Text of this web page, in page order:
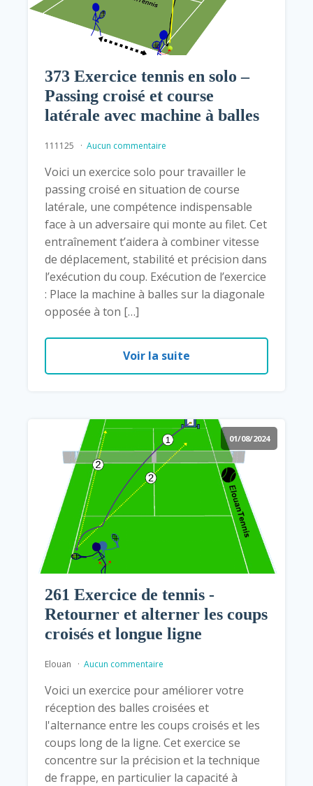
373 Exercice tennis en solo –
Passing croisé et course
latérale avec machine à balles
111125 Aucun commentaire
Voici un exercice solo pour travailler le
passing croisé en situation de course
latérale, une compétence indispensable
face à un adversaire qui monte au filet. Cet
entraînement t’aidera à combiner vitesse
de déplacement, stabilité et précision dans
l’exécution du coup. Exécution de l’exercice
: Place la machine à balles sur la diagonale
opposée à ton […]
Voir la suite
01/08/2024
261 Exercice de tennis -
Retourner et alterner les coups
croisés et longue ligne
Elouan Aucun commentaire
Voici un exercice pour améliorer votre
réception des balles croisées et
l'alternance entre les coups croisés et les
coups long de la ligne. Cet exercice se
concentre sur la précision et la technique
de frappe, en particulier la capacité à